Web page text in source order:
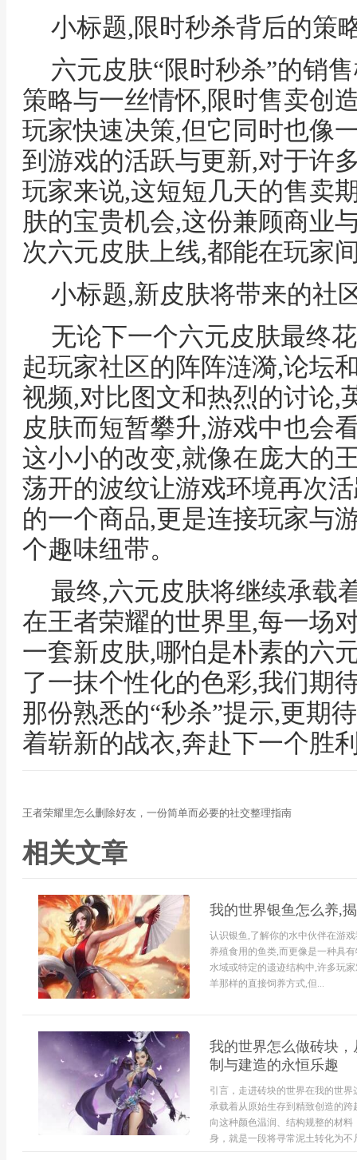
小标题,限时秒杀背后的策
六元皮肤“限时秒杀”的销
策略与一丝情怀,限时售卖创
玩家快速决策,但它同时也像
到游戏的活跃与更新,对于许
玩家来说,这短短几天的售卖
肤的宝贵机会,这份兼顾商业
次六元皮肤上线,都能在玩家
小标题,新皮肤将带来的社
无论下一个六元皮肤最终
起玩家社区的阵阵涟漪,论坛
视频,对比图文和热烈的讨论,
皮肤而短暂攀升,游戏中也会
这小小的改变,就像在庞大的
荡开的波纹让游戏环境再次
的一个商品,更是连接玩家与
个趣味纽带。
最终,六元皮肤将继续承载
在王者荣耀的世界里,每一场
一套新皮肤,哪怕是朴素的六
了一抹个性化的色彩,我们期
那份熟悉的“秒杀”提示,更期
着崭新的战衣,奔赴下一个胜
王者荣耀里怎么删除好友，一份简单而必要的社交整理指南
相关文章
我的世界银鱼怎么养,
认识银鱼,了解你的水中伙伴在游
养殖食用的鱼类,而更像是一种具
水域或特定的遗迹结构中,许多玩
羊那样的直接饲养方式,但...
我的世界怎么做砖块
制与建造的永恒乐趣
引言，走进砖块的世界在我的世
承载着从原始生存到精致创造的
向这种颜色温润、结构规整的材
身，就是一段将寻常泥土转化为